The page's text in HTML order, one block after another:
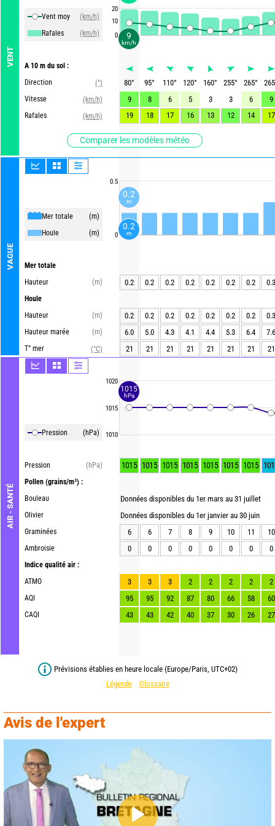
VENT
Vent moy
(km/h)
Rafales
(km/h)
A 10 m du sol :
Direction
(°)
Vitesse
(km/h)
Rafales
(km/h)
Comparer les modèles météo
VAGUE
Mer totale
(m)
Houle
(m)
Mer totale
Hauteur
(m)
Houle
Hauteur
(m)
Hauteur marée
(m)
T° mer
(°C)
AIR - SANTÉ
Pression (hPa)
Pression
(hPa)
Pollen (grains/m³) :
Bouleau
Olivier
Graminées
Ambroisie
Indice qualité air :
ATMO
AQI
CAQI
20
10
0
0.5
0
1020
1015
1010
80° 95° 110° 120° 160° 255° 265°
265
9
8 6 5 3 3 6
9
19
18 17 16 13 12 14 17
0.2 0.2 0.2 0.2 0.2 0.2 0.2 0.3
0.2 0.2 0.2 0.2 0.2 0.2 0.2
0.3
6.0
5.0 4.3 4.1 4.4 5.3 6.4
7.6
21
21 21 21 21 21 21 21
1015 1015 1015 1015 1015 1015 1015
Données disponibles du 1er mars au 31 juillet
Données disponibles du 1er janvier au 30 juin
6
6 7 8 9 10 11
10
0
0 0 0 0 0 0 0
3 3 3 2 2 2 2
2
95
95 92 87 80 66 58
60
43
43 42 40 37 30 26 27
Prévisions établies en heure locale (Europe/Paris, UTC+02)
Légende
Glossaire
Avis de l'expert
9
km/h
0.2
m
0.2
m
1015
hPa